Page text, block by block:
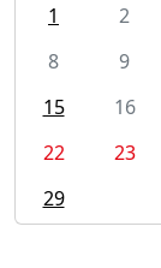
1
2
8
9
15
16
22
23
29